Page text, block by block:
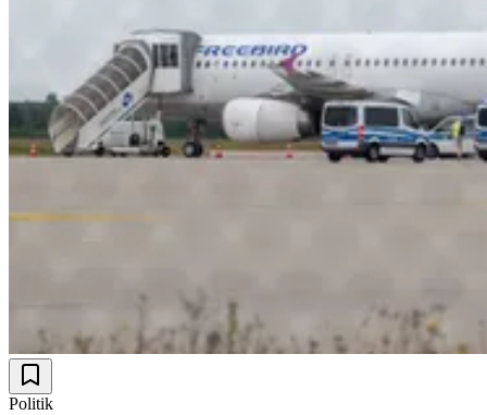
Politik